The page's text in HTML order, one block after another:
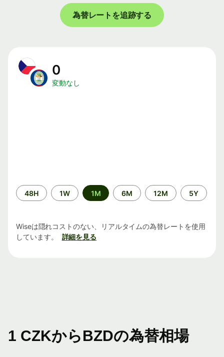
為替レートを追跡する
0
変動なし
期
間
48H 1W 1M 6M 12M 5Y
Wiseは隠れコストのない、リアルタイムの為替レートを使用
しています。
詳細を見る
1 CZKからBZDの為替相場